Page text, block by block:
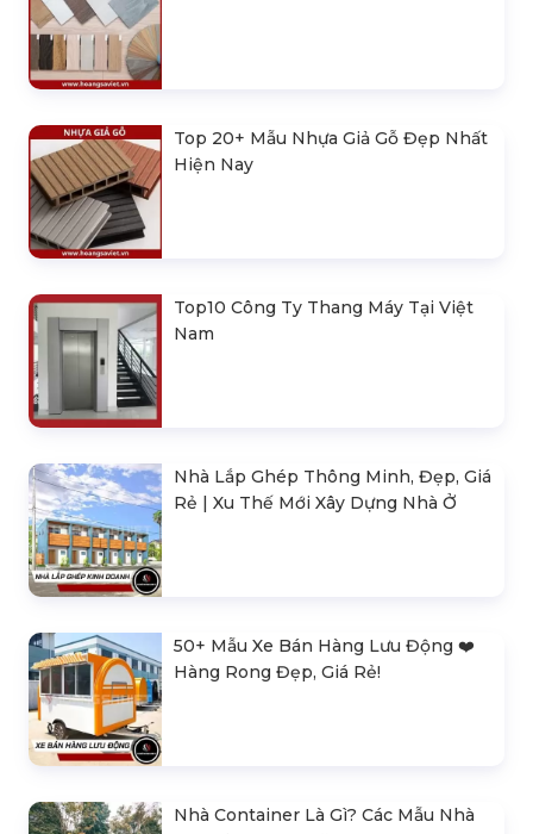
Top 20+ Mẫu Nhựa Giả Gỗ Đẹp Nhất
Hiện Nay
Top10 Công Ty Thang Máy Tại Việt
Nam
Nhà Lắp Ghép Thông Minh, Đẹp, Giá
Rẻ | Xu Thế Mới Xây Dựng Nhà Ở
50+ Mẫu Xe Bán Hàng Lưu Động ❤️️
Hàng Rong Đẹp, Giá Rẻ!
Nhà Container Là Gì? Các Mẫu Nhà